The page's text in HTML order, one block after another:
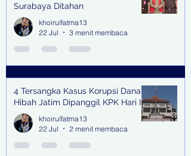
Surabaya Ditahan
khoirulfatma13
22 Jul
3 menit membaca
4 Tersangka Kasus Korupsi Dana
Hibah Jatim Dipanggil KPK Hari Ini
khoirulfatma13
22 Jul
2 menit membaca